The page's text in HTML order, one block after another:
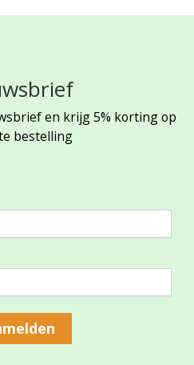
en krijg 5% korting op
bestelling